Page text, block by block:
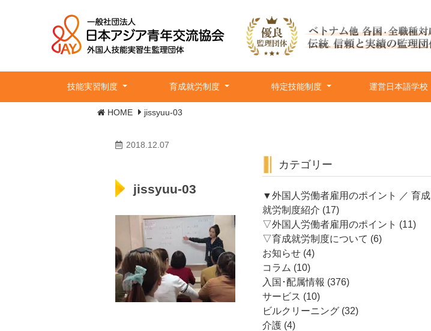
技能実習制度 育成就労制度 特定技能制度 運営日本語学校
HOME jissyuu-03
2018.12.07
jissyuu-03
カテゴリー
▼外国人労働者雇用のポイント ／ 育成
就労制度紹介 (17)
▽外国人労働者雇用のポイント (11)
▽育成就労制度について (6)
お知らせ (4)
コラム (10)
入国･配属情報 (376)
サービス (10)
ビルクリーニング (32)
介護 (4)